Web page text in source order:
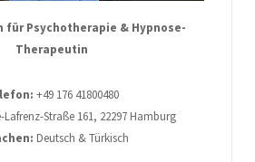
für Psychotherapie & Hypnose-
Therapeutin
+49 176 41800480
Lafrenz-Straße 161, 22297 Hamburg
Deutsch & Türkisch